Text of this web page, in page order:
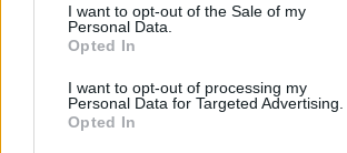
I want to opt-out of the Sale of my
Personal Data.
Opted In
I want to opt-out of processing my
Personal Data for Targeted Advertising.
Opted In
zgjedhje e